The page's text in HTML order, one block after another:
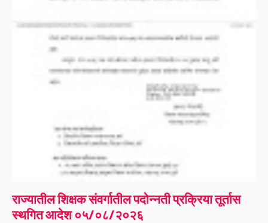
राज्यातील शिक्षक संवर्गातील पदोन्नती प्रक्रिया तूर्तास
स्थगित आदेश ०५/०८/२०२६